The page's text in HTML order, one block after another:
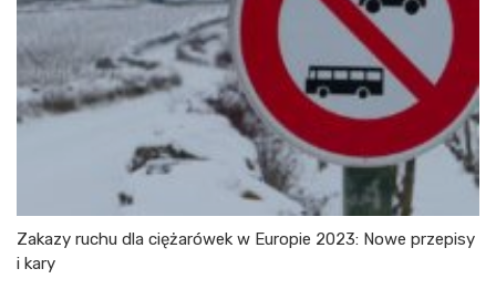
Zakazy ruchu dla ciężarówek w Europie 2023: Nowe przepisy
i kary